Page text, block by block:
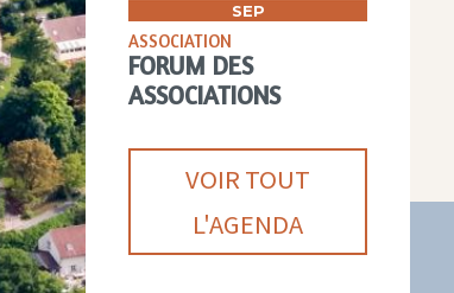
SEP
ASSOCIATION
FORUM DES
ASSOCIATIONS
VOIR TOUT
L'AGENDA